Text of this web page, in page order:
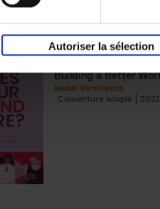
Autoriser la sélection
Does Your
Building a Better
Isabel Verstraete
Couverture souple
2021